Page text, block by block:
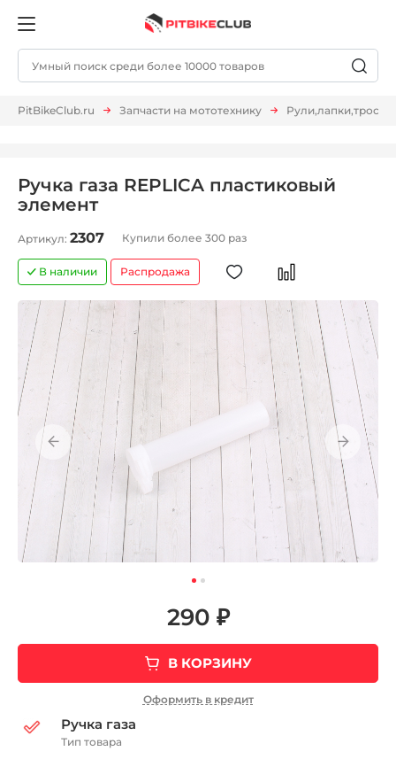
PitBikeClub.ru Запчасти на мототехнику Рули,лапки,тросы
Ручка газа REPLICA пластиковый
элемент
Артикул: 2307 Купили более 300 раз
В наличии Распродажа
290 ₽
В КОРЗИНУ
Оформить в кредит
Ручка газа
Тип товара